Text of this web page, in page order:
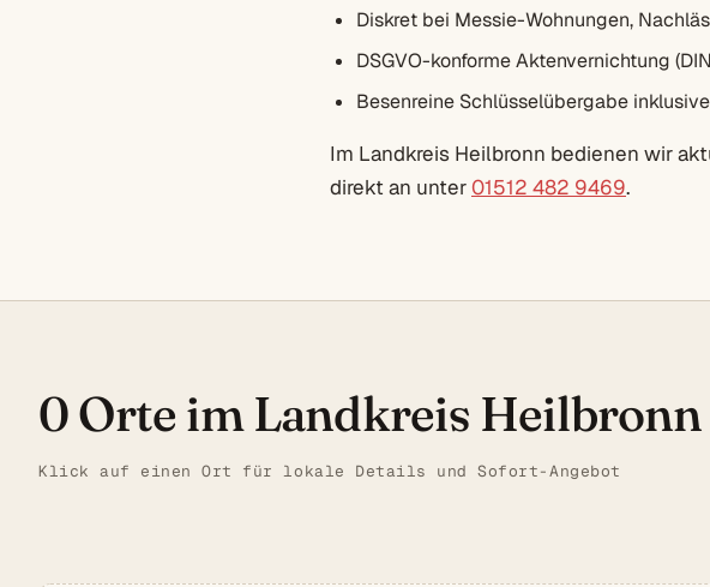
Diskret bei Messie-Wohnungen,
DSGVO-konforme Aktenvernichtung
Besenreine Schlüsselübergabe inklusive
Im Landkreis Heilbronn bedienen wir
direkt an unter 01512 482 9469.
0 Orte im Landkreis Heilbronn
Klick auf einen Ort für lokale Details und Sofort-Angebot